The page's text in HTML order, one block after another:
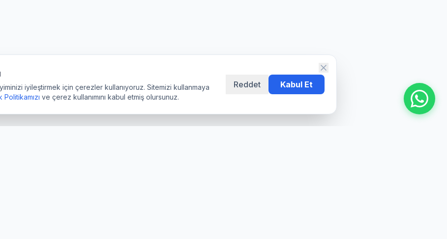
iyileştirmek için çerezler kullanıyoruz. Sitemizi kullanmaya
Politikamızı ve çerez kullanımını kabul etmiş olursunuz.
Reddet Kabul Et